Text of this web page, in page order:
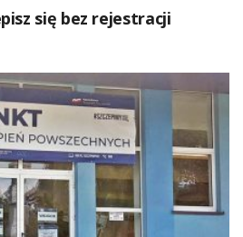
się bez rejestracji